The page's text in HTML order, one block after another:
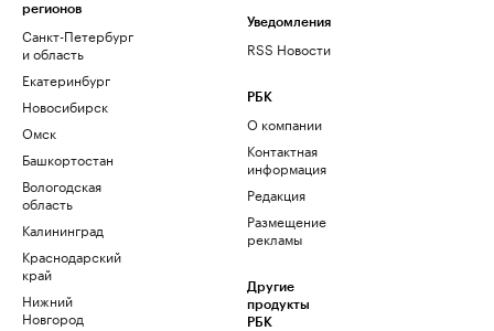
регионов
Санкт-Петербург
и область
Екатеринбург
Новосибирск
Омск
Башкортостан
Вологодская
область
Калининград
Краснодарский
край
Нижний
Новгород
Уведомления
RSS Новости
РБК
О компании
Контактная
информация
Редакция
Размещение
рекламы
Другие
продукты
РБК